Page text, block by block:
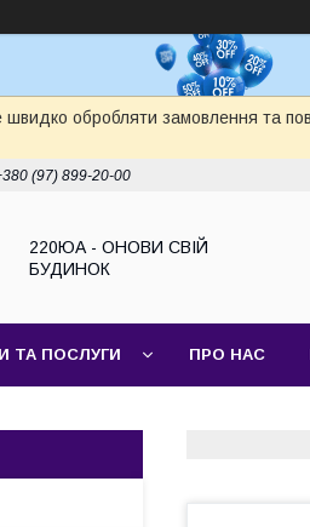
обробляти замовлення та
(97) 899-20-00
220ЮА - ОНОВИ СВІЙ
БУДИНОК
ТА ПОСЛУГИ ПРО НАС